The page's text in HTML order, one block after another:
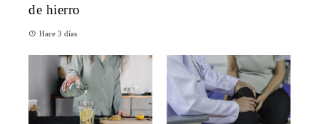
de hierro
Hace 3 días